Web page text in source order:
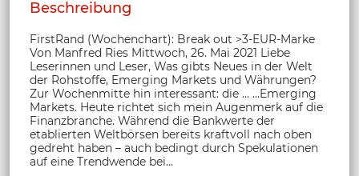
Beschreibung
FirstRand (Wochenchart): Break out >3-EUR-Marke
Von Manfred Ries Mittwoch, 26. Mai 2021 Liebe
Leserinnen und Leser, Was gibts Neues in der Welt
der Rohstoffe, Emerging Markets und Währungen?
Zur Wochenmitte hin interessant: die … …Emerging
Markets. Heute richtet sich mein Augenmerk auf die
Finanzbranche. Während die Bankwerte der
etablierten Weltbörsen bereits kraftvoll nach oben
gedreht haben – auch bedingt durch Spekulationen
auf eine Trendwende bei...